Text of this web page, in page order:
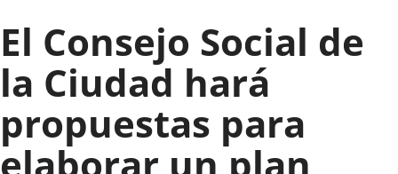
Valladolid
El Consejo Social de
la Ciudad hará
propuestas para
elaborar un plan